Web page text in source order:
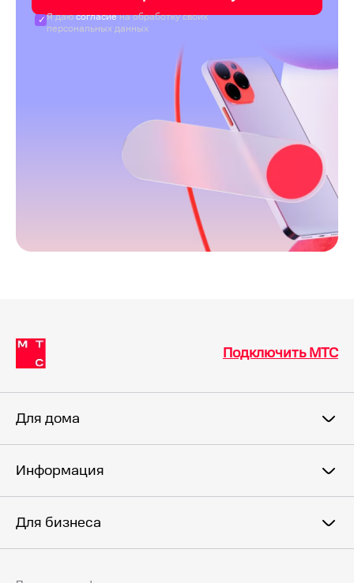
Я даюсогласиена обработку своих
персональных данных
Подключить МТС
Для дома
Информация
Для бизнеса